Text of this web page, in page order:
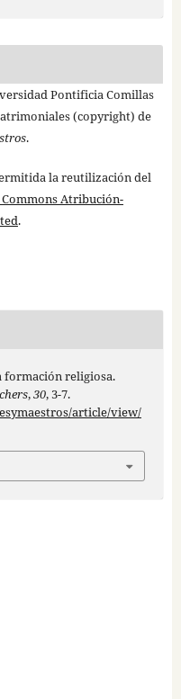
Pontificia Comillas
(copyright) de
.
la reutilización del
Atribución-
.
formación religiosa.
,30, 3-7.
article/view/